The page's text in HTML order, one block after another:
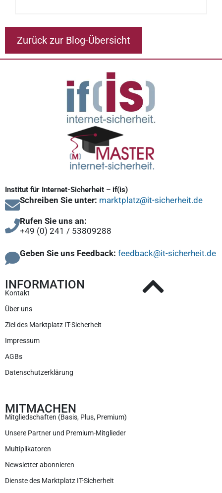
Zurück zur Blog-Übersicht
Institut für Internet-Sicherheit – if(is)
Schreiben Sie unter: marktplatz@it-sicherheit.de
Rufen Sie uns an:
+49 (0) 241 / 53809288
Geben Sie uns Feedback: feedback@it-sicherheit.de
INFORMATION
Kontakt
Über uns
Ziel des Marktplatz IT-Sicherheit
Impressum
AGBs
Datenschutzerklärung
MITMACHEN
Mitgliedschaften (Basis, Plus, Premium)
Unsere Partner und Premium-Mitglieder
Multiplikatoren
Newsletter abonnieren
Dienste des Marktplatz IT-Sicherheit